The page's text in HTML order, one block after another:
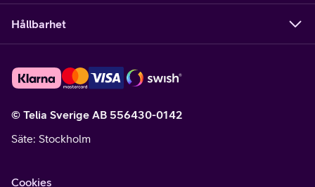
Hållbarhet
© Telia Sverige AB 556430-0142
Säte: Stockholm
Cookies